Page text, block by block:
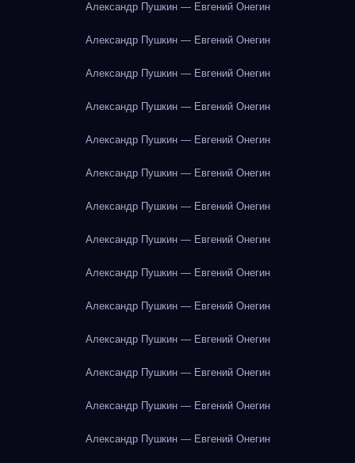
Александр Пушкин — Евгений Онегин
Александр Пушкин — Евгений Онегин
Александр Пушкин — Евгений Онегин
Александр Пушкин — Евгений Онегин
Александр Пушкин — Евгений Онегин
Александр Пушкин — Евгений Онегин
Александр Пушкин — Евгений Онегин
Александр Пушкин — Евгений Онегин
Александр Пушкин — Евгений Онегин
Александр Пушкин — Евгений Онегин
Александр Пушкин — Евгений Онегин
Александр Пушкин — Евгений Онегин
Александр Пушкин — Евгений Онегин
Александр Пушкин — Евгений Онегин